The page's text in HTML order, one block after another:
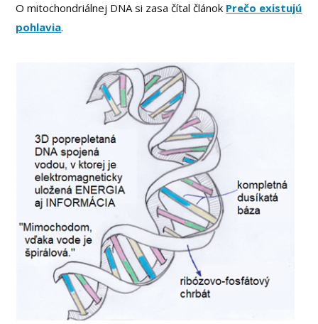
O mitochondriálnej DNA si zasa čítal článok Prečo existujú
pohlavia.